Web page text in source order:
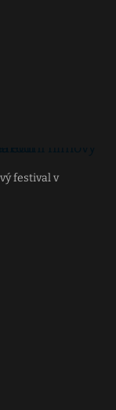
festival v